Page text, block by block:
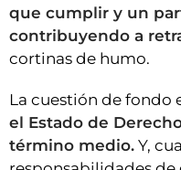
que cumplir y un
contribuyendo a
cortinas de humo.
La cuestión de fondo
el Estado de
término medio. Y,